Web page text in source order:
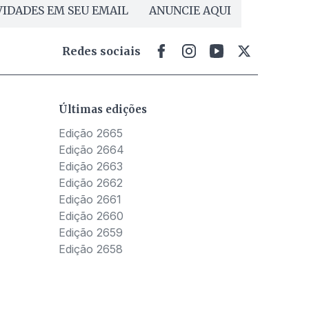
EM SEU EMAIL ANUNCIE AQUI
Redes sociais
Últimas edições
Edição 2665
Edição 2664
Edição 2663
Edição 2662
Edição 2661
Edição 2660
Edição 2659
Edição 2658